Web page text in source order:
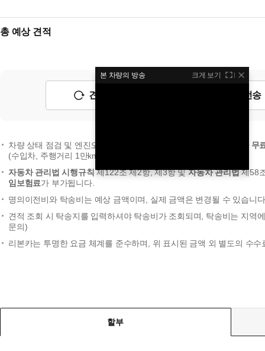
총 예상 견적
견적 초기화 예상 견적 전송
차량 상태 점검 및 엔진오일 세트 교환이 포함된
안심출고 서비스가 무
(수입차, 주행거리 1만km 미만의 신차급 차량 및 전기차 제외)
자동차 관리법 시행규칙 제122조 제2항, 제3항 및자동차 관리법제58
임보험료가 부가됩니다.
명의이전비와 탁송비는 예상 금액이며, 실제 금액은 변경될 수 있습니
견적 조회 시 탁송지를 입력하셔야 탁송비가 조회되며, 탁송비는 지역
문의)
리본카는 투명한 요금 체계를 준수하며, 위 표시된 금액 외 별도의 수
할부
본 차량의 방송 크게 보기